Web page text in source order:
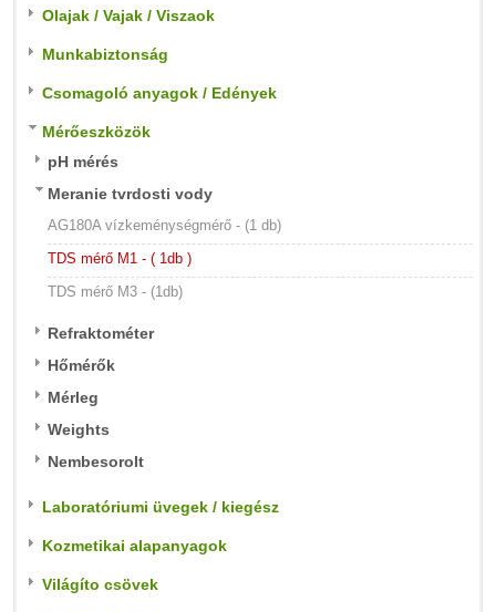
Olajak / Vajak / Viszaok
Munkabiztonság
Csomagoló anyagok / Edények
Mérőeszközök
pH mérés
Meranie tvrdosti vody
AG180A vízkeménységmérő - (1 db)
TDS mérő M1 - ( 1db )
TDS mérő M3 - (1db)
Refraktométer
Hőmérők
Mérleg
Weights
Nembesorolt
Laboratóriumi üvegek / kiegész
Kozmetikai alapanyagok
Világíto csövek